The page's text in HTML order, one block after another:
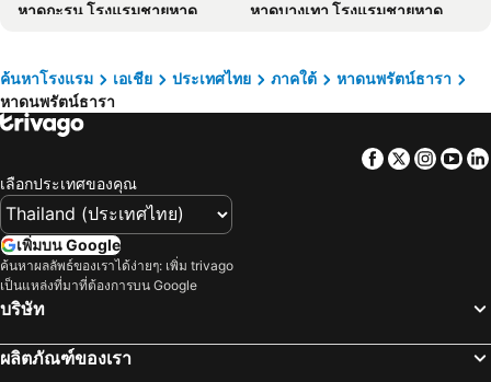
Krabi Grand Place Hotel
Varana Krabi Hotel
Sugar Marina Hotel CLIFFHANGER Aonang
City Hotel
Aspira Escape Ao Nang Krabi
The Phu Beach Hotel
Diamond Beach Resort
Krabi Heritage Hotel
โรงแรมอ่าวนางซันเซ็ท
เจ โฮเทล
พีพี ไนซ์บีช รีสอร์ท
หาดกะรน โรงแรมชายหาด
หาดบางเทา โรงแรมชายหาด
หาดราไวย์ โรงแรมชายหาด
หาดในยาง โรงแรมชายหาด
ศาลาด่าน โรงแรมชายหาด
หาดไม้ขาว โรงแรมชายหาด
เขาสก โรงแรมชายหาด
อ่าวฉลอง โรงแรมชายหาด
เกาะยาวน้อย โรงแรมชายหาด
เกาะกระดาน โรงแรมชายหาด
หาดสุรินทร์ โรงแรมชายหาด
เกาะนาคาใหญ่ โรงแรมชายหาด
ค้นหาโรงแรม เอเชีย ประเทศไทย ภาคใต้
หาดนพรัตน์ธารา
หาดนพรัตน์ธารา
Facebook
Twitter
เลือกประเทศของคุณ
เพิ่มบน Google
ค้นหาผลลัพธ์ของเราได้ง่ายๆ: เพิ่ม trivago
เป็นแหล่งที่มาที่ต้องการบน Google
บริษัท
ผลิตภัณฑ์ของเรา